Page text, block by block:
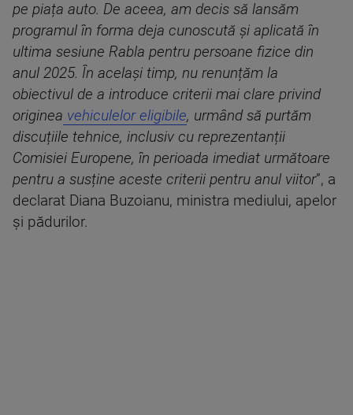
pe piața auto. De aceea, am decis să lansăm
programul în forma deja cunoscută și aplicată în
ultima sesiune Rabla pentru persoane fizice din
anul 2025. În același timp, nu renunțăm la
obiectivul de a introduce criterii mai clare privind
originea vehiculelor eligibile, urmând să purtăm
discuțiile tehnice, inclusiv cu reprezentanții
Comisiei Europene, în perioada imediat următoare
pentru a susține aceste criterii pentru anul viitor”, a
declarat Diana Buzoianu, ministra mediului, apelor
și pădurilor.